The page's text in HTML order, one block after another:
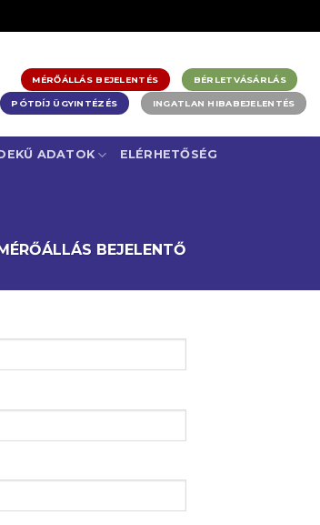
MÉRŐÁLLÁS BEJELENTÉS BÉRLETVÁSÁRLÁS
PÓTDÍJ ÜGYINTÉZÉS INGATLAN HIBABEJELENTÉS
ADATOK ELÉRHETŐSÉG
BEJELENTŐ